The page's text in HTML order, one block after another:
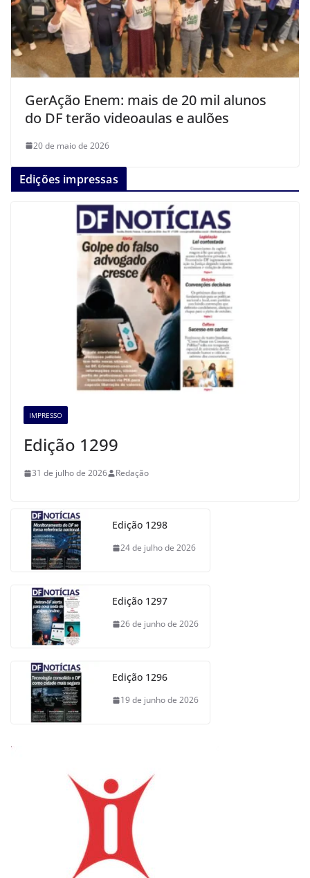
GerAção Enem: mais de 20 mil alunos
do DF terão videoaulas e aulões
20 de maio de 2026
Edições impressas
IMPRESSO
Edição 1299
31 de julho de 2026 Redação
Edição 1298
24 de julho de 2026
Edição 1297
26 de junho de 2026
Edição 1296
19 de junho de 2026